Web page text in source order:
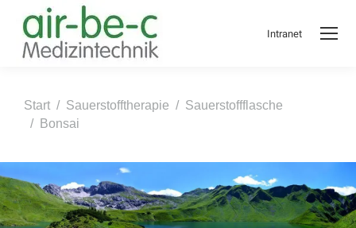
Intranet
Sie befinden sich hier:
Start Sauerstofftherapie
Sauerstoffflasche
Bonsai